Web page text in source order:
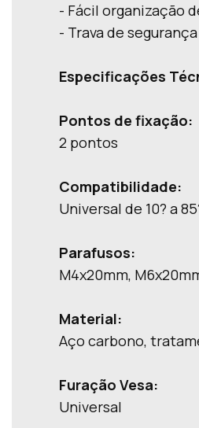
- Fácil organização
- Trava de segurança
Especificações
Pontos de fixação:
2 pontos
Compatibilidade:
Universal de 10? a
Parafusos:
M4x20mm,
Material:
Aço carbono,
Furação Vesa:
Universal